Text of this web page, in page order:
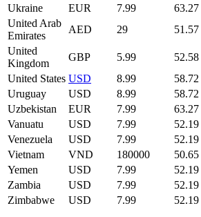
Ukraine
EUR 7.99 63.27
United Arab
Emirates
AED 29 51.57
United
Kingdom
GBP 5.99 52.58
United States USD 8.99 58.72
Uruguay
USD 8.99 58.72
Uzbekistan
EUR 7.99 63.27
Vanuatu
USD 7.99 52.19
Venezuela
USD 7.99 52.19
Vietnam
VND 180000 50.65
Yemen
USD 7.99 52.19
Zambia
USD 7.99 52.19
Zimbabwe
USD 7.99 52.19